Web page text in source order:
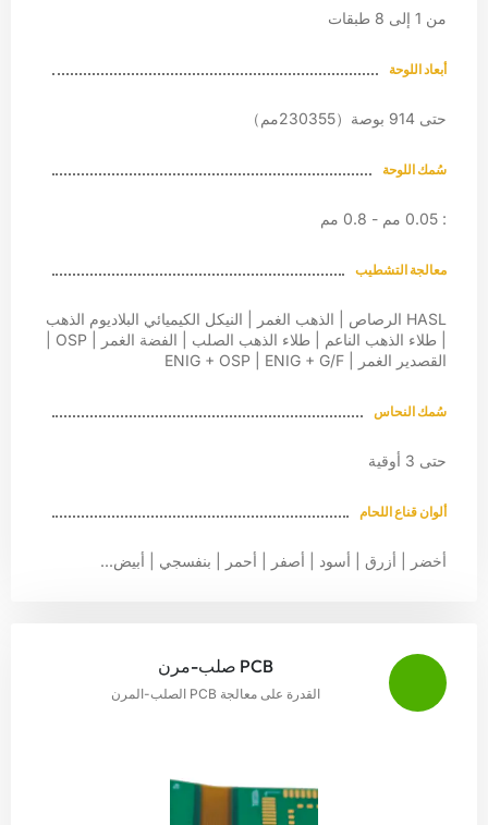
من 1 إلى 8 طبقات
أبعاد اللوحة
حتى 914 بوصة（230355مم）
سُمك اللوحة
: 0.05 مم - 0.8 مم
معالجة التشطيب
HASL الرصاص | الذهب الغمر | النيكل الكيميائي البلاديوم الذهب
القصدير الغمر | ENIG + OSP | ENIG + G/F
سُمك النحاس
حتى 3 أوقية
ألوان قناع اللحام
أخضر | أزرق | أسود | أصفر | أحمر | بنفسجي | أبيض...
PCB صلب-مرن
القدرة على معالجة PCB الصلب-المرن